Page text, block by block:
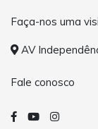
Faça-nos uma
AV
Fale conosco